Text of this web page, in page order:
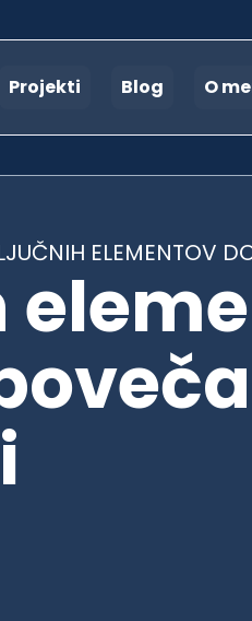
Projekti Blog O
ELEMENTOV